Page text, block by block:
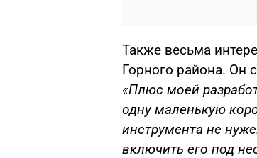
Также весьма
Горного района. Он
«Плюс моей
одну маленькую
инструмента не
включить его под